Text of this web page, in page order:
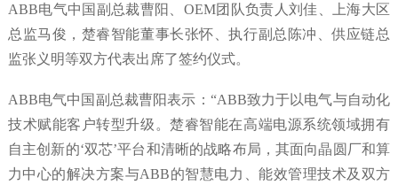
ABB电气中国副总裁曹阳、OEM团队负责人刘佳、上海大区
总监马俊，楚睿智能董事长张怀、执行副总陈冲、供应链总
监张义明等双方代表出席了签约仪式。
ABB电气中国副总裁曹阳表示：“ABB致力于以电气与自动化
技术赋能客户转型升级。楚睿智能在高端电源系统领域拥有
自主创新的‘双芯’平台和清晰的战略布局，其面向晶圆厂和算
力中心的解决方案与ABB的智慧电力、能效管理技术及双方